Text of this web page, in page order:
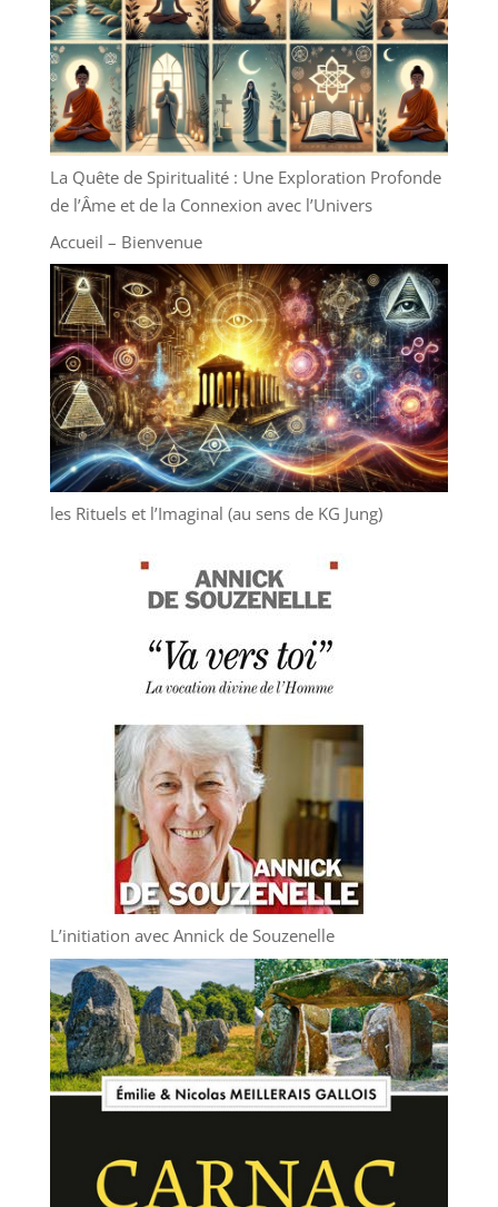
La Quête de Spiritualité : Une Exploration Profonde
de l’Âme et de la Connexion avec l’Univers
Accueil – Bienvenue
les Rituels et l’Imaginal (au sens de KG Jung)
L’initiation avec Annick de Souzenelle